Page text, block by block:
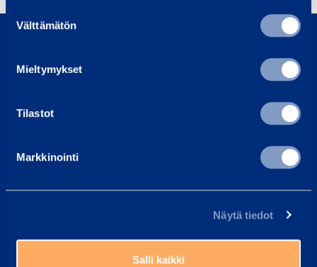
Suostumuksen
valinta
Välttämätön
Mieltymykset
Tilastot
Markkinointi
Näytä tiedot
Salli kaikki
0800 171 414
asiakaspalvelu@ramirent.fi
Työntekijämme auttavat sinua aina mielellään